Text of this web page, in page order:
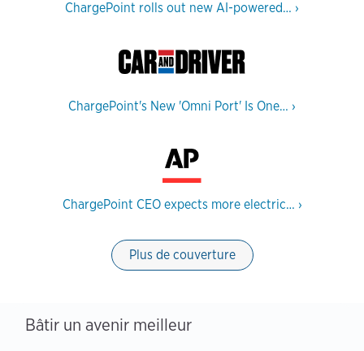
ChargePoint rolls out new AI-powered… ›
ChargePoint's New 'Omni Port' Is One… ›
ChargePoint CEO expects more electric… ›
Plus de couverture
Bâtir un avenir meilleur